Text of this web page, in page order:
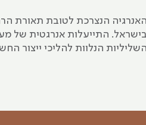
בישראל. התייעלות אנרגטית של
השליליות הנלוות להליכי ייצור